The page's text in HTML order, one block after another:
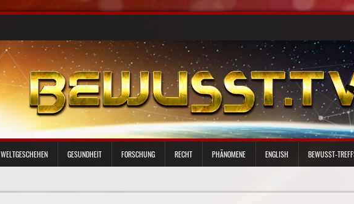
WELTGESCHEHEN GESUNDHEIT FORSCHUNG RECHT PHÄNOMENE ENGLISH BEWUSST-TREFFS